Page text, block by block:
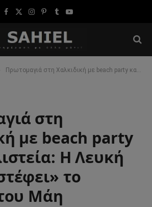
Facebook
X
Instagram
Pinterest
TumblrYouTube
Πρωτομαγιά στη Χαλκιδική με beach party και καλλιστεία: Η Λευκή Άμμος «στέφει» το κορίτσι του Μάη
στη
με beach party
Η Λευκή
το
Μάη